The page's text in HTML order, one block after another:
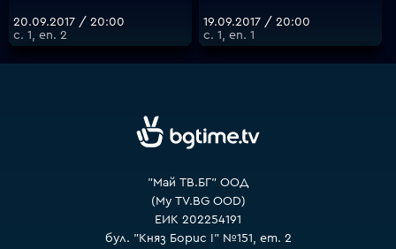
20.09.2017 / 20:00
с. 1, еп. 2
19.09.2017 / 20:00
с. 1, еп. 1
"Май ТВ.БГ" ООД
(My TV.BG OOD)
ЕИК 202254191
бул. "Княз Борис I" №151, ет. 2